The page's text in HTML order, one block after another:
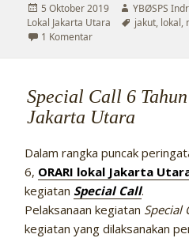
Diposkan
pada
5 Oktober 2019 Penulis
YBØSPS
Lokal Jakarta Utara
Tag
jakut, lokal,
1 Komentarpada Muslok III –
Special Call 6
Jakarta Utara
Dalam rangka puncak
6, ORARI lokal Jakarta
kegiatan Special Call.
Pelaksanaan kegiatan Special
kegiatan yang dilaksanakan